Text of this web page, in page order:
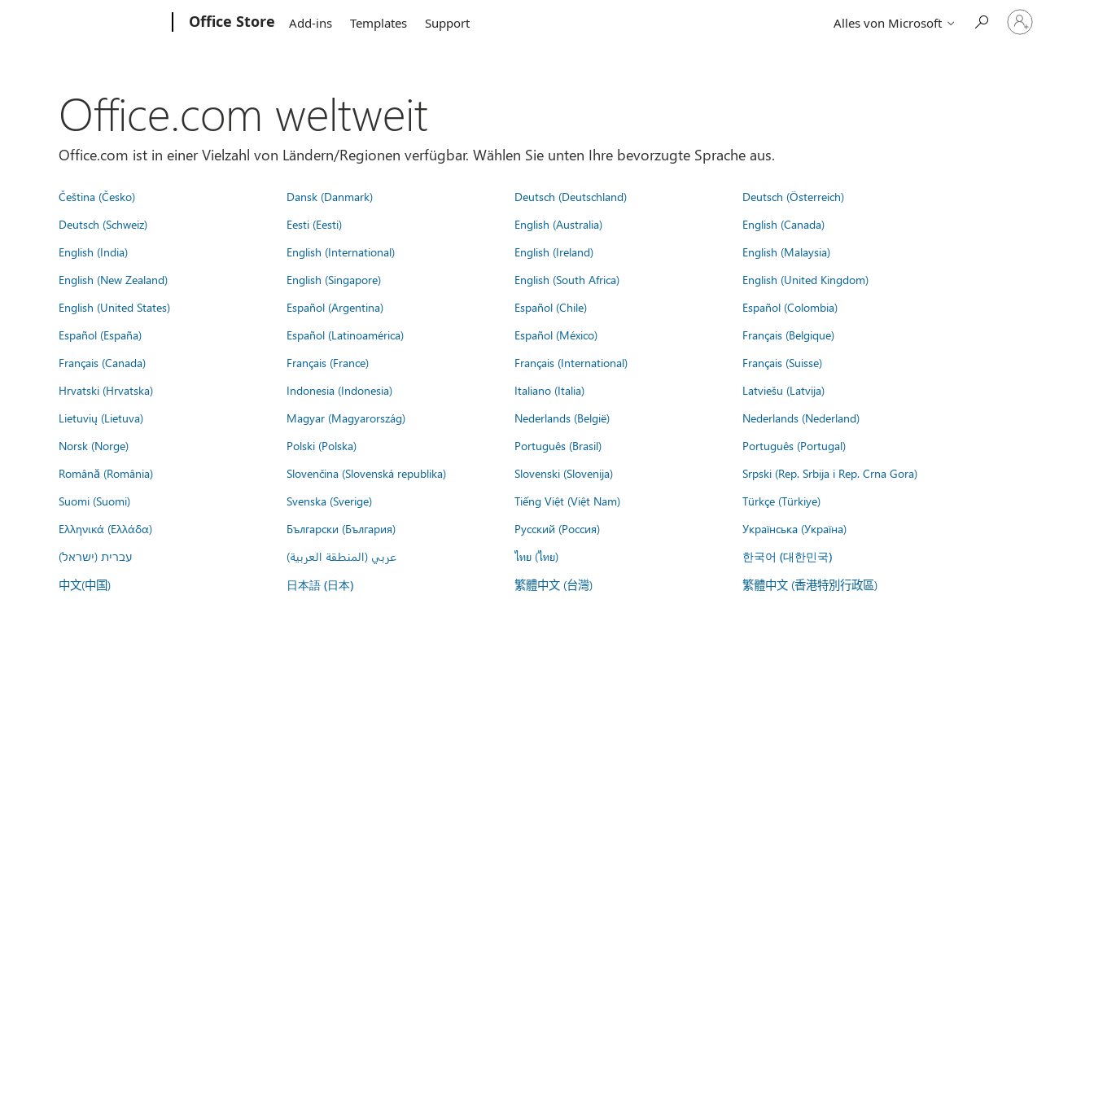
Office Store Add-ins Templates Support Alles von Microsoft
Bei
Ihrem
Konto
Office.com weltweit
Office.com ist in einer Vielzahl von Ländern/Regionen verfügbar. Wählen Sie unten Ihre bevorzugte Sprache aus.
Čeština (Česko) Dansk (Danmark) Deutsch (Deutschland)
Deutsch (Österreich)
Deutsch (Schweiz)
Eesti (Eesti) English (Australia)
English (Canada)
English (India)
English (International) English (Ireland)
English (Malaysia)
English (New Zealand)
English (Singapore) English (South Africa)
English (United Kingdom)
English (United States)
Español (Argentina) Español (Chile)
Español (Colombia)
Español (España)
Español (Latinoamérica) Español (México)
Français (Belgique)
Français (Canada)
Français (France) Français (International)
Français (Suisse)
Hrvatski (Hrvatska)
Indonesia (Indonesia) Italiano (Italia)
Latviešu (Latvija)
Lietuvių (Lietuva)
Magyar (Magyarország) Nederlands (België)
Nederlands (Nederland)
Norsk (Norge)
Polski (Polska) Português (Brasil)
Português (Portugal)
Română (România)
Slovenčina (Slovenská republika) Slovenski (Slovenija)
Srpski (Rep. Srbija i Rep. Crna Gora)
Suomi (Suomi)
Svenska (Sverige) Tiếng Việt (Việt Nam)
Türkçe (Türkiye)
Ελληνικά (Ελλάδα)
Български (България) Русский (Россия)
Українська (Україна)
עברית (ישראל)
عربي (المنطقة العربية) ไทย (ไทย) 한국어 (대한민국)
中文(中国) 日本語 (日本) 繁體中文 (台灣) 繁體中文 (香港特別行政區)